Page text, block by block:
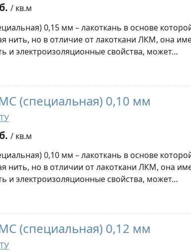
/ кв.м
0,15 мм – лакоткань в основе
нить, но в отличие от лакоткани ЛКМ, она
и электроизоляционные свойства, может…
(специальная) 0,10 мм
/ кв.м
0,10 мм – лакоткань в основе
нить, но в отличии от лакоткани ЛКМ, она
и электроизоляционные свойства, может…
(специальная) 0,12 мм